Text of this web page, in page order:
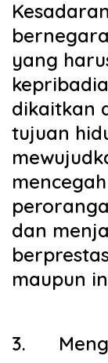
yang
dikaitkan
tujuan
dan
maupun
3.